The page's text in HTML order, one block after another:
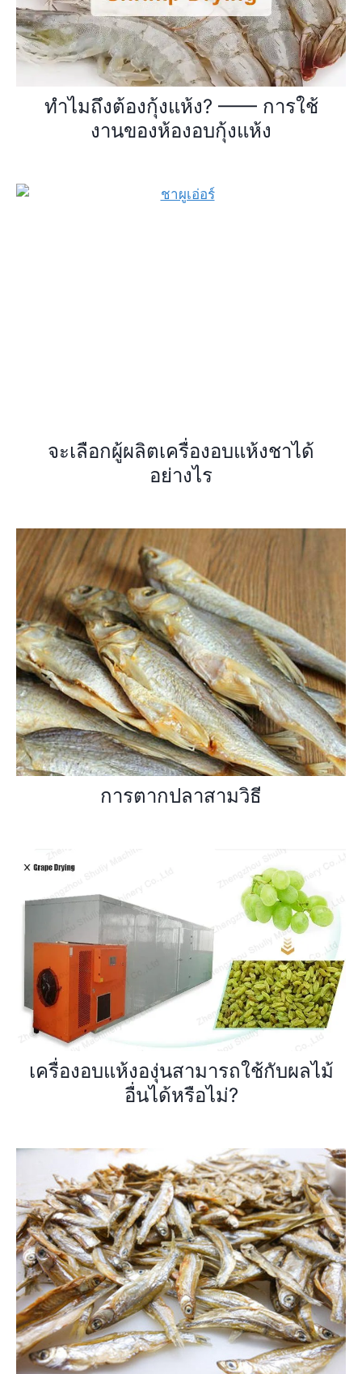
ทำไมถึงต้องกุ้งแห้ง? —— การใช้
งานของห้องอบกุ้งแห้ง
จะเลือกผู้ผลิตเครื่องอบแห้งชาได้
อย่างไร
การตากปลาสามวิธี
เครื่องอบแห้งองุ่นสามารถใช้กับผลไม้
อื่นได้หรือไม่?